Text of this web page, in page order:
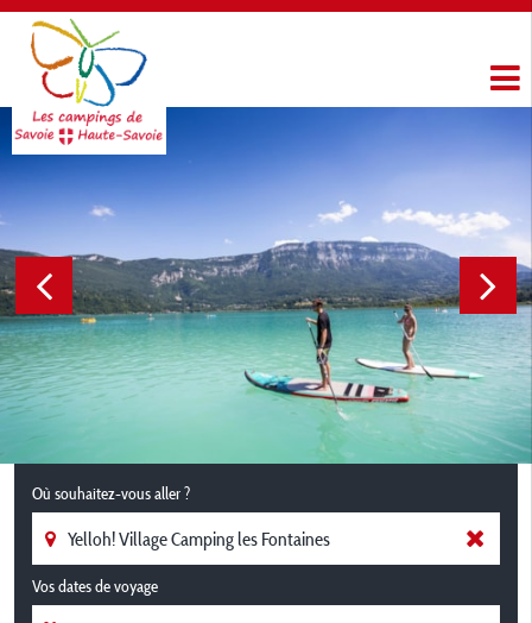
Où souhaitez-vous aller ?
Vos dates de voyage